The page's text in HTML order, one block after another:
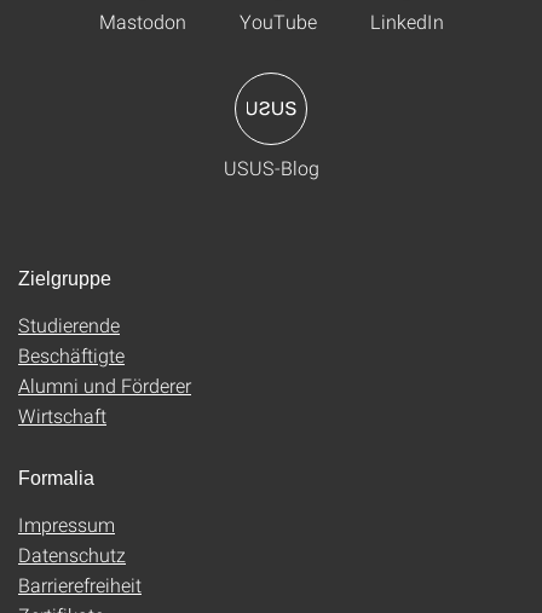
Mastodon YouTube LinkedIn
USUS-Blog
Zielgruppe
Studierende
Beschäftigte
Alumni und Förderer
Wirtschaft
Formalia
Impressum
Datenschutz
Barrierefreiheit